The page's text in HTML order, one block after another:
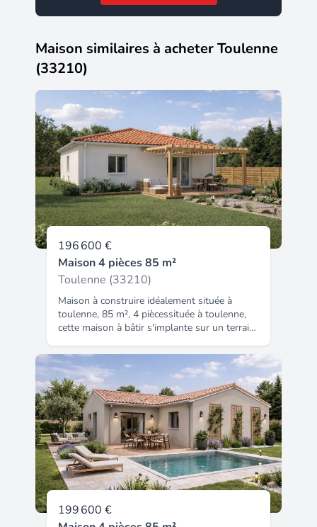
Maison similaires à acheter Toulenne
(33210)
196 600 €
Maison 4 pièces 85 m²
Toulenne (33210)
Maison à construire idéalement située à
toulenne, 85 m², 4 piècessituée à toulenne,
cette maison à bâtir s'implante sur un terrain
maison à édifier comprend trois chambres,
une salle de bains avec baignoire, ainsi
qu'une cuisine. Elle offre un total de 4 pièces
principales. Elle est conçue sur un seul
niveau, facilitant ainsi l'accès à tous les
espaces. L'ensemble repose sur un terrain de
542 m² offrant de belles perspectives pour
aménager les extérieurs. Environnement
toulenne est une commune offrant un cadre
agréable à proximité immédiate. La gare de
langon se trouve à 655 mètres. Une
autoroute est accessible à 2 kilomètres pour
les déplacements. L'école primaire georges
199 600 €